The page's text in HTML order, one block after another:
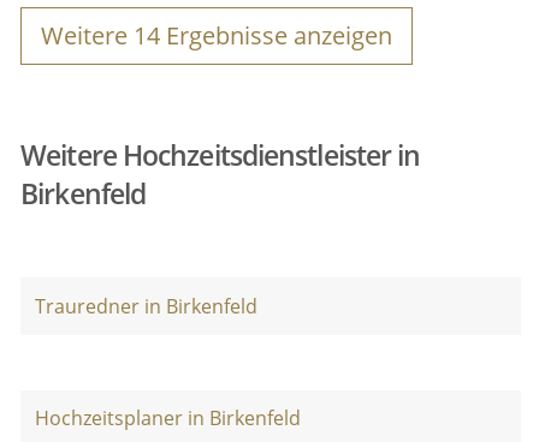
Weitere 14 Ergebnisse anzeigen
Weitere Hochzeitsdienstleister in
Birkenfeld
Trauredner in Birkenfeld
Hochzeitsplaner in Birkenfeld